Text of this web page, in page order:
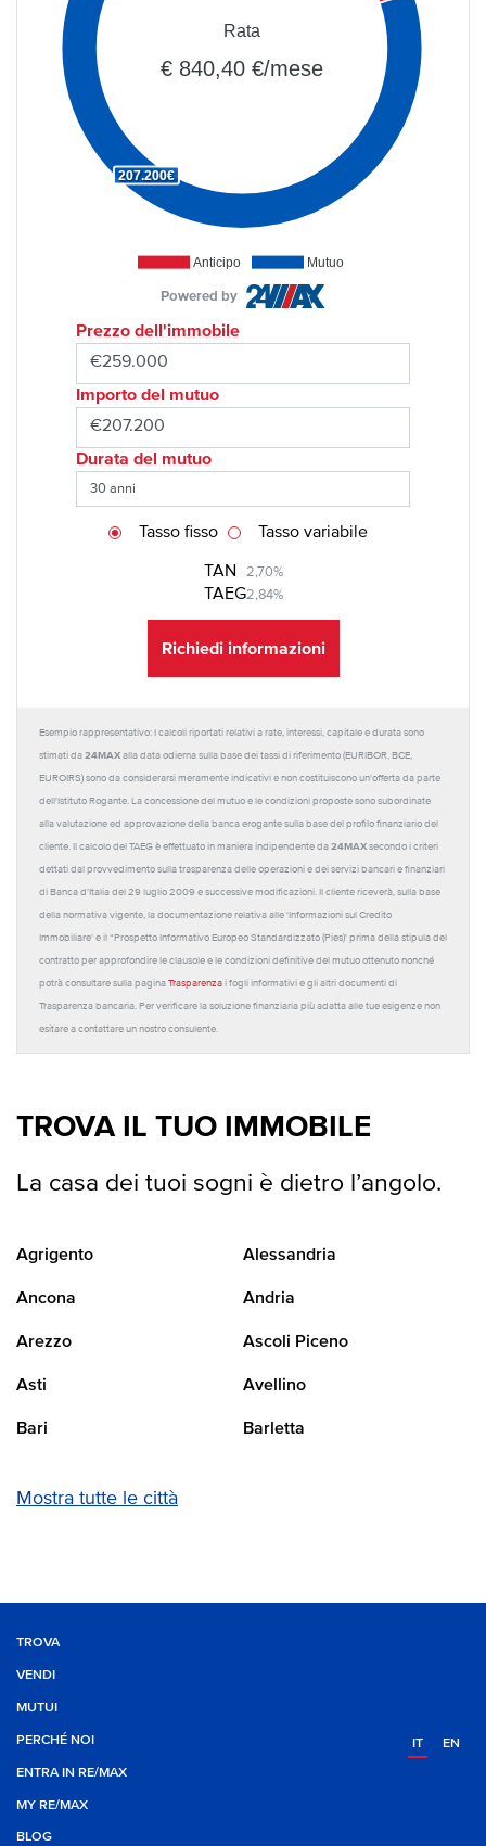
Anticipo Mutuo
207.200€
Rata
€ 840,40 €/mese
Powered by
Prezzo dell'immobile
Importo del mutuo
Durata del mutuo
TAN 2,70%
TAEG2,84%
Tasso fisso Tasso variabile
Richiedi informazioni
Esempio rappresentativo: I calcoli riportati relativi a rate, interessi, capitale e durata sono
stimati da 24MAX alla data odierna sulla base dei tassi di riferimento (EURIBOR, BCE,
EUROIRS) sono da considerarsi meramente indicativi e non costituiscono un'offerta da parte
dell'Istituto Rogante. La concessione del mutuo e le condizioni proposte sono subordinate
alla valutazione ed approvazione della banca erogante sulla base del profilo finanziario del
cliente. Il calcolo del TAEG è effettuato in maniera indipendente da 24MAX secondo i criteri
dettati dal provvedimento sulla trasparenza delle operazioni e dei servizi bancari e finanziari
di Banca d'Italia del 29 luglio 2009 e successive modificazioni. Il cliente riceverà, sulla base
della normativa vigente, la documentazione relativa alle 'Informazioni sul Credito
Immobiliare' e il “Prospetto Informativo Europeo Standardizzato (Pies)' prima della stipula del
contratto per approfondire le clausole e le condizioni definitive del mutuo ottenuto nonché
potrà consultare sulla pagina Trasparenza i fogli informativi e gli altri documenti di
Trasparenza bancaria. Per verificare la soluzione finanziaria più adatta alle tue esigenze non
esitare a contattare un nostro consulente.
TROVA IL TUO IMMOBILE
La casa dei tuoi sogni è dietro l’angolo.
Agrigento Alessandria
Ancona Andria
Arezzo Ascoli Piceno
Asti Avellino
Bari Barletta
Mostra tutte le città
TROVA
VENDI
MUTUI
PERCHÉ NOI
ENTRA IN RE/MAX
MY RE/MAX
BLOG
IT EN